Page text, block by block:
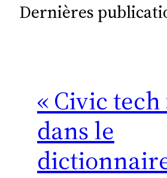
Dernières
« Civic tech
dans le